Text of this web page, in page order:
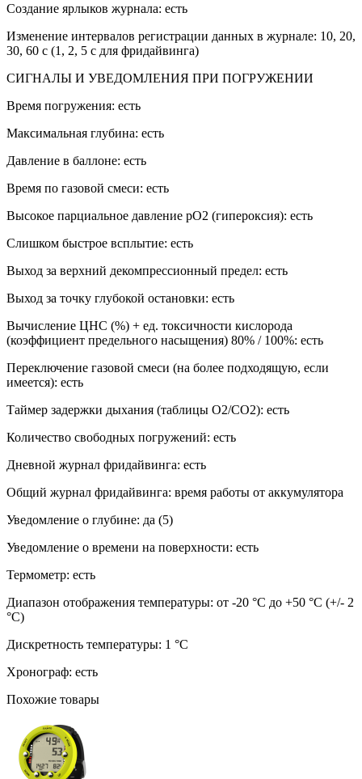
Создание ярлыков журнала: есть
Изменение интервалов регистрации данных в журнале: 10, 20,
30, 60 с (1, 2, 5 с для фридайвинга)
СИГНАЛЫ И УВЕДОМЛЕНИЯ ПРИ ПОГРУЖЕНИИ
Время погружения: есть
Максимальная глубина: есть
Давление в баллоне: есть
Время по газовой смеси: есть
Высокое парциальное давление pO2 (гипероксия): есть
Слишком быстрое всплытие: есть
Выход за верхний декомпрессионный предел: есть
Выход за точку глубокой остановки: есть
Вычисление ЦНС (%) + ед. токсичности кислорода
(коэффициент предельного насыщения) 80% / 100%: есть
Переключение газовой смеси (на более подходящую, если
имеется): есть
Таймер задержки дыхания (таблицы O2/CO2): есть
Количество свободных погружений: есть
Дневной журнал фридайвинга: есть
Общий журнал фридайвинга: время работы от аккумулятора
Уведомление о глубине: да (5)
Уведомление о времени на поверхности: есть
Термометр: есть
Диапазон отображения температуры: от -20 °C до +50 °C (+/- 2
°C)
Дискретность температуры: 1 °C
Хронограф: есть
Похожие товары